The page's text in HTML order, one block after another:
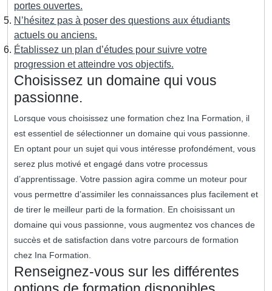
portes ouvertes.
N’hésitez pas à poser des questions aux étudiants
actuels ou anciens.
Établissez un plan d’études pour suivre votre
progression et atteindre vos objectifs.
Choisissez un domaine qui vous
passionne.
Lorsque vous choisissez une formation chez Ina Formation, il
est essentiel de sélectionner un domaine qui vous passionne.
En optant pour un sujet qui vous intéresse profondément, vous
serez plus motivé et engagé dans votre processus
d’apprentissage. Votre passion agira comme un moteur pour
vous permettre d’assimiler les connaissances plus facilement et
de tirer le meilleur parti de la formation. En choisissant un
domaine qui vous passionne, vous augmentez vos chances de
succès et de satisfaction dans votre parcours de formation
chez Ina Formation.
Renseignez-vous sur les différentes